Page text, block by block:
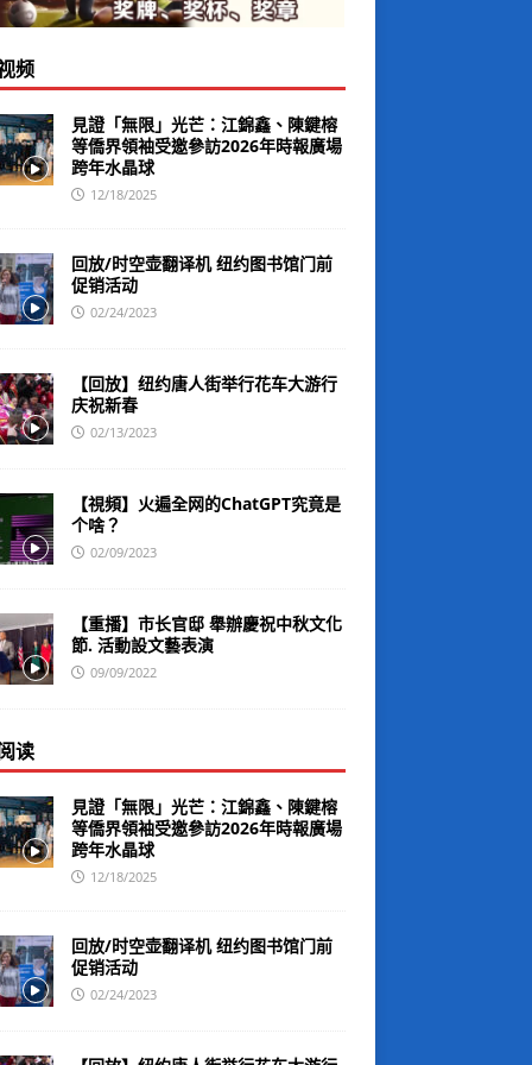
频
見證「無限」光芒：江錦鑫、陳鍵榕
等僑界領袖受邀參訪2026年時報廣場
跨年水晶球
12/18/2025
回放/时空壶翻译机 纽约图书馆门前
促销活动
02/24/2023
【回放】纽约唐人街举行花车大游行
庆祝新春
02/13/2023
【視頻】火遍全网的ChatGPT究竟是
个啥？
02/09/2023
【重播】市长官邸 舉辦慶祝中秋文化
節. 活動設文藝表演
09/09/2022
读
見證「無限」光芒：江錦鑫、陳鍵榕
等僑界領袖受邀參訪2026年時報廣場
跨年水晶球
12/18/2025
回放/时空壶翻译机 纽约图书馆门前
促销活动
02/24/2023